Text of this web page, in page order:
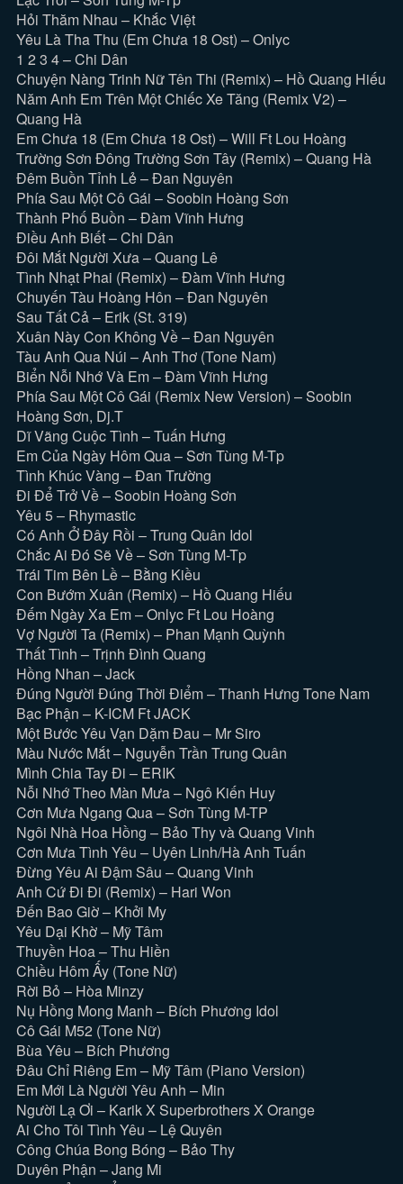
Hỏi Thăm Nhau – Khắc Việt
Yêu Là Tha Thu (Em Chưa 18 Ost) – Onlyc
1 2 3 4 – Chi Dân
Chuyện Nàng Trinh Nữ Tên Thi (Remix) – Hồ Quang Hiếu
Năm Anh Em Trên Một Chiếc Xe Tăng (Remix V2) –
Quang Hà
Em Chưa 18 (Em Chưa 18 Ost) – Will Ft Lou Hoàng
Trường Sơn Đông Trường Sơn Tây (Remix) – Quang Hà
Đêm Buồn Tỉnh Lẻ – Đan Nguyên
Phía Sau Một Cô Gái – Soobin Hoàng Sơn
Thành Phố Buồn – Đàm Vĩnh Hưng
Điều Anh Biết – Chi Dân
Đôi Mắt Người Xưa – Quang Lê
Tình Nhạt Phai (Remix) – Đàm Vĩnh Hưng
Chuyến Tàu Hoàng Hôn – Đan Nguyên
Sau Tất Cả – Erik (St. 319)
Xuân Này Con Không Về – Đan Nguyên
Tàu Anh Qua Núi – Anh Thơ (Tone Nam)
Biển Nỗi Nhớ Và Em – Đàm Vĩnh Hưng
Phía Sau Một Cô Gái (Remix New Version) – Soobin
Hoàng Sơn, Dj.T
Dĩ Vãng Cuộc Tình – Tuấn Hưng
Em Của Ngày Hôm Qua – Sơn Tùng M-Tp
Tình Khúc Vàng – Đan Trường
Đi Để Trở Về – Soobin Hoàng Sơn
Yêu 5 – Rhymastic
Có Anh Ở Đây Rồi – Trung Quân Idol
Chắc Ai Đó Sẽ Về – Sơn Tùng M-Tp
Trái Tim Bên Lề – Bằng Kiều
Con Bướm Xuân (Remix) – Hồ Quang Hiếu
Đếm Ngày Xa Em – Onlyc Ft Lou Hoàng
Vợ Người Ta (Remix) – Phan Mạnh Quỳnh
Thất Tình – Trịnh Đình Quang
Hồng Nhan – Jack
Đúng Người Đúng Thời Điểm – Thanh Hưng Tone Nam
Bạc Phận – K-ICM Ft JACK
Một Bước Yêu Vạn Dặm Đau – Mr Siro
Màu Nước Mắt – Nguyễn Trần Trung Quân
Mình Chia Tay Đi – ERIK
Nỗi Nhớ Theo Màn Mưa – Ngô Kiến Huy
Cơn Mưa Ngang Qua – Sơn Tùng M-TP
Ngôi Nhà Hoa Hồng – Bảo Thy và Quang Vinh
Cơn Mưa Tình Yêu – Uyên Linh/Hà Anh Tuấn
Đừng Yêu Ai Đậm Sâu – Quang Vinh
Anh Cứ Đi Đi (Remix) – Hari Won
Đến Bao Giờ – Khởi My
Yêu Dại Khờ – Mỹ Tâm
Thuyền Hoa – Thu Hiền
Chiều Hôm Ấy (Tone Nữ)
Rời Bỏ – Hòa Minzy
Nụ Hồng Mong Manh – Bích Phương Idol
Cô Gái M52 (Tone Nữ)
Bùa Yêu – Bích Phương
Đâu Chỉ Riêng Em – Mỹ Tâm (Piano Version)
Em Mới Là Người Yêu Anh – Min
Người Lạ Ơi – Karik X Superbrothers X Orange
Ai Cho Tôi Tình Yêu – Lệ Quyên
Công Chúa Bong Bóng – Bảo Thy
Duyên Phận – Jang Mi